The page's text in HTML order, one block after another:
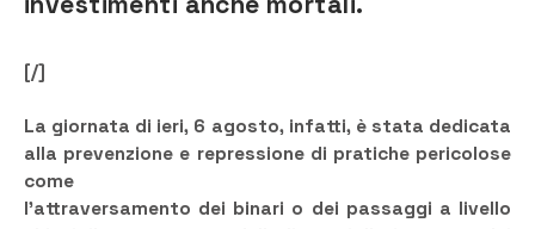
[/]
La giornata di ieri, 6 agosto, infatti, è stata dedicata
alla prevenzione e repressione di pratiche pericolose
come
l’attraversamento dei binari o dei passaggi a livello